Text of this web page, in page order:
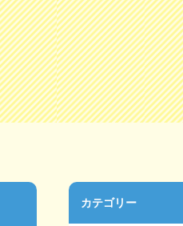
カテゴリー